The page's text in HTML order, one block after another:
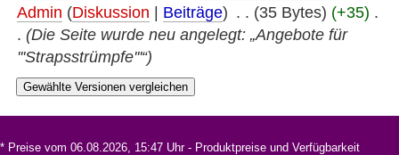
Admin (Diskussion | Beiträge) . . (35 Bytes) (+35) .
. (Die Seite wurde neu angelegt: „Angebote für
'''Strapsstrümpfe'''“)
* Preise vom 06.08.2026, 15:47 Uhr - Produktpreise und Verfügbarkeit